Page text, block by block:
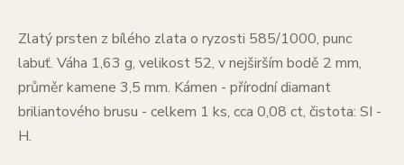
Zlatý prsten z bílého zlata o ryzosti 585/1000, punc
labuť. Váha 1,63 g, velikost 52, v nejširším bodě 2 mm,
průměr kamene 3,5 mm. Kámen - přírodní diamant
briliantového brusu - celkem 1 ks, cca 0,08 ct, čistota: SI -
H.